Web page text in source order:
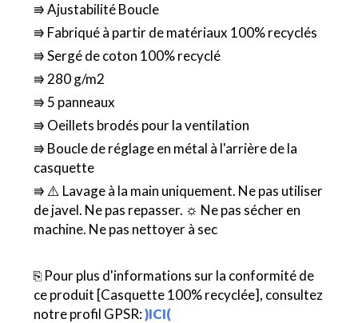
⭆ Ajustabilité Boucle
⭆ Fabriqué à partir de matériaux 100% recyclés
⭆ Sergé de coton 100% recyclé
⭆ 280 g/m2
⭆ 5 panneaux
⭆ Oeillets brodés pour la ventilation
⭆ Boucle de réglage en métal à l'arrière de la
casquette
⭆ ⚠️ Lavage à la main uniquement. Ne pas utiliser
de javel. Ne pas repasser. ☼ Ne pas sécher en
machine. Ne pas nettoyer à sec
⎘ Pour plus d'informations sur la conformité de
ce produit [Casquette 100% recyclée], consultez
notre profil GPSR:)ICI(